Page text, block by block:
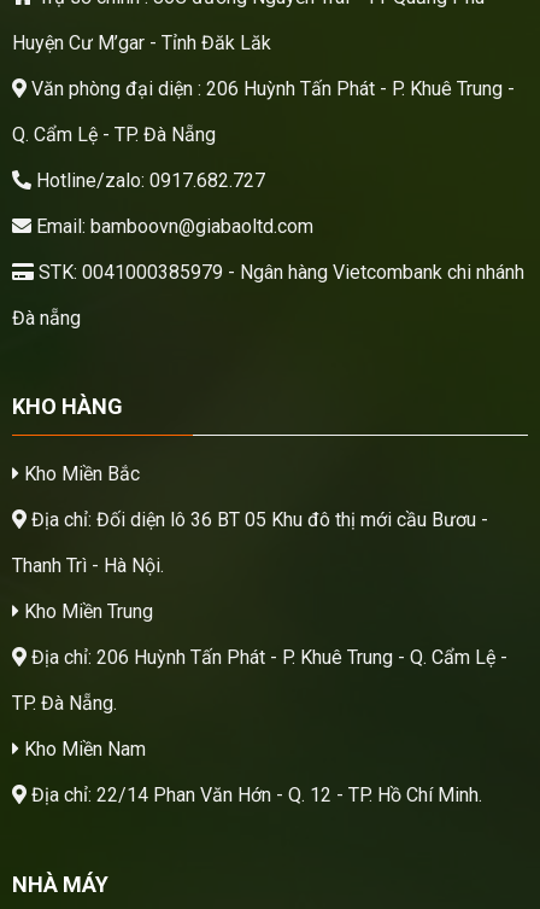
Huyện Cư M’gar - Tỉnh Đăk Lăk
Văn phòng đại diện : 206 Huỳnh Tấn Phát - P. Khuê Trung -
Q. Cẩm Lệ - TP. Đà Nẵng
Hotline/zalo: 0917.682.727
Email: bamboovn@giabaoltd.com
STK: 0041000385979 - Ngân hàng Vietcombank chi nhánh
Đà nẵng
KHO HÀNG
Kho Miền Bắc
Địa chỉ: Đối diện lô 36 BT 05 Khu đô thị mới cầu Bươu -
Thanh Trì - Hà Nội.
Kho Miền Trung
Địa chỉ: 206 Huỳnh Tấn Phát - P. Khuê Trung - Q. Cẩm Lệ -
TP. Đà Nẵng.
Kho Miền Nam
Địa chỉ: 22/14 Phan Văn Hớn - Q. 12 - TP. Hồ Chí Minh.
NHÀ MÁY